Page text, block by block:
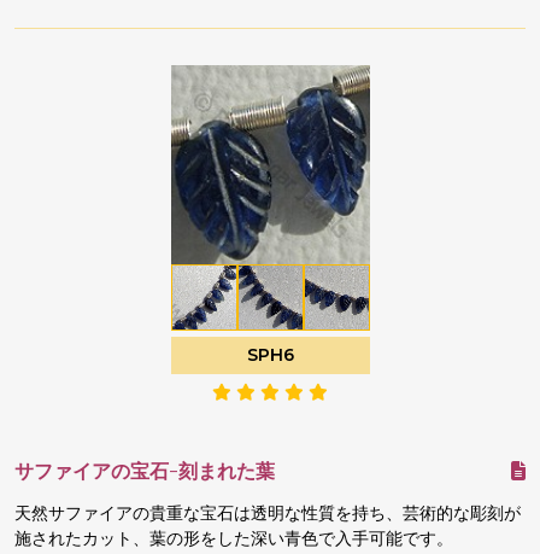
SPH6
サファイアの宝石-刻まれた葉
天然サファイアの貴重な宝石は透明な性質を持ち、芸術的な彫刻が
施されたカット、葉の形をした深い青色で入手可能です。